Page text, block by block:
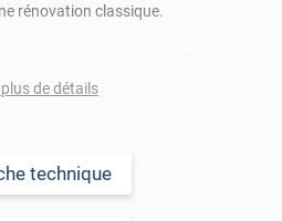
rénovation classique.
qualité avec une excellente
à l’abrasion, aux UV et à l’usure.
dans un lieu ouvert public.
de détails
technique